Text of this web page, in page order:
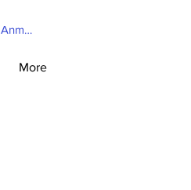
Anmelden
More